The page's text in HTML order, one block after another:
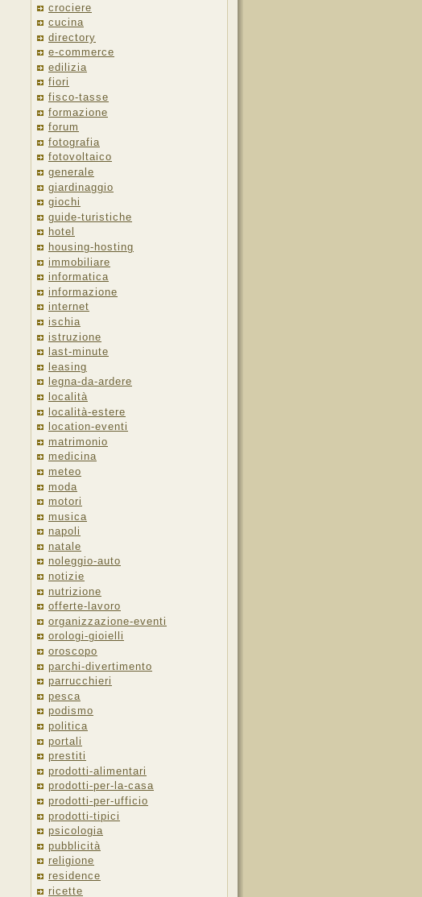
crociere
cucina
directory
e-commerce
edilizia
fiori
fisco-tasse
formazione
forum
fotografia
fotovoltaico
generale
giardinaggio
giochi
guide-turistiche
hotel
housing-hosting
immobiliare
informatica
informazione
internet
ischia
istruzione
last-minute
leasing
legna-da-ardere
località
località-estere
location-eventi
matrimonio
medicina
meteo
moda
motori
musica
napoli
natale
noleggio-auto
notizie
nutrizione
offerte-lavoro
organizzazione-eventi
orologi-gioielli
oroscopo
parchi-divertimento
parrucchieri
pesca
podismo
politica
portali
prestiti
prodotti-alimentari
prodotti-per-la-casa
prodotti-per-ufficio
prodotti-tipici
psicologia
pubblicità
religione
residence
ricette